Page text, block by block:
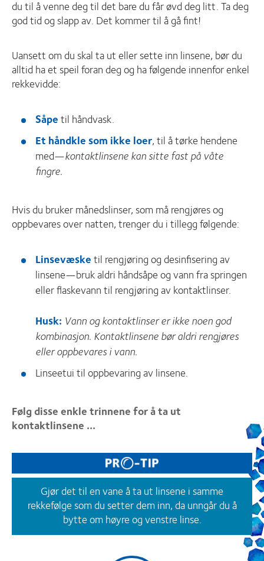
du til å venne deg til det bare du får øvd deg litt. Ta deg
god tid og slapp av. Det kommer til å gå fint!
Uansett om du skal ta ut eller sette inn linsene, bør du
alltid ha et speil foran deg og ha følgende innenfor enkel
rekkevidde:
Såpetil håndvask.
Et håndkle som ikke loer, til å tørke hendene
med—kontaktlinsene kan sitte fast på våte
fingre.
Hvis du bruker månedslinser, som må rengjøres og
oppbevares over natten, trenger du i tillegg følgende:
Linsevæsketil rengjøring og desinfisering av
linsene—bruk aldri håndsåpe og vann fra springen
eller flaskevann til rengjøring av kontaktlinser.
Husk: Vann og kontaktlinser er ikke noen god
kombinasjon. Kontaktlinsene bør aldri rengjøres
eller oppbevares i vann.
Linseetui til oppbevaring av linsene.
Følg disse enkle trinnene for å ta ut
kontaktlinsene ...
Gjør det til en vane å ta ut linsene i samme
rekkefølge som du setter dem inn, da unngår du å
bytte om høyre og venstre linse.